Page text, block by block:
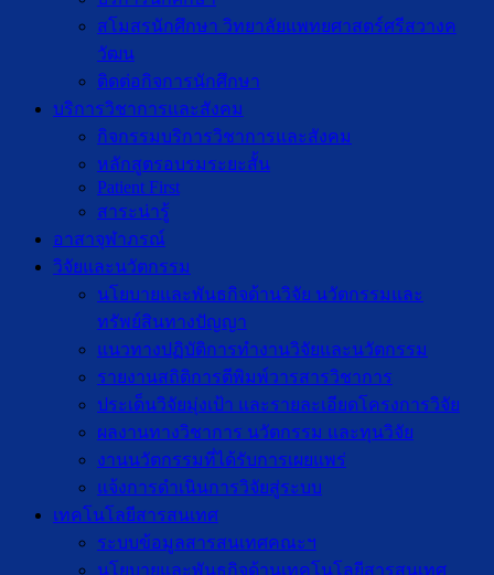
สโมสรนักศึกษา วิทยาลัยแพทยศาสตร์ศรีสวางค
วัฒน
ติดต่อกิจการนักศึกษา
บริการวิชาการและสังคม
กิจกรรมบริการวิชาการและสังคม
หลักสูตรอบรมระยะสั้น
Patient First
สาระน่ารู้
อาสาจุฬาภรณ์
วิจัยและนวัตกรรม
นโยบายและพันธกิจด้านวิจัย นวัตกรรมและ
ทรัพย์สินทางปัญญา
แนวทางปฏิบัติการทำงานวิจัยและนวัตกรรม
รายงานสถิติการตีพิมพ์วารสารวิชาการ
ประเด็นวิจัยมุ่งเป้า และรายละเอียดโครงการวิจัย
ผลงานทางวิชาการ นวัตกรรม และทุนวิจัย
งานนวัตกรรมที่ได้รับการเผยแพร่
แจ้งการดำเนินการวิจัยสู่ระบบ
เทคโนโลยีสารสนเทศ
ระบบข้อมูลสารสนเทศคณะฯ
นโยบายและพันธกิจด้านเทคโนโลยีสารสนเทศ